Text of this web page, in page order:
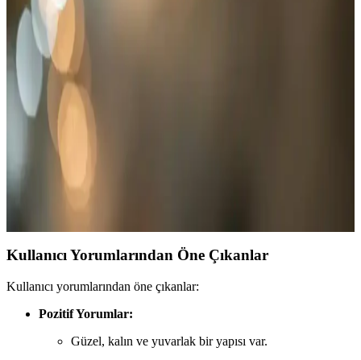
Dış Mekan Kullanımı İçin En İyi Katlanabilir Hasır
Kilimler Karşılaştırması
İki farklı katlanabilir hasır kilim modelini karşılaştırıyoruz. ACY
STORE ve Craft Home ürünleri, dış mekan kullanımı, dayanıklılık
ve kullanıcı memnuniyeti açısından detaylı analiz edilerek,
ihtiyaçlarınıza uygun en iyi seçeneği bulmanıza yardımcı olur.
Hasır Kilim Fiyatları ve Modelleri: Doğal ve
Ekonomik Dekorasyon Çözümleri
Hasır kilimler, doğal görünüm ve uygun fiyatlarıyla iç ve dış
Kullanıcı Yorumlarından Öne Çıkanlar
Kullanıcı yorumlarından öne çıkanlar:
Pozitif Yorumlar:
Güzel, kalın ve yuvarlak bir yapısı var.